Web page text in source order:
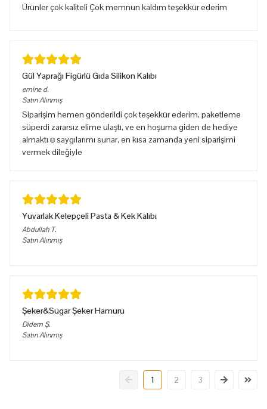
Ürünler çok kaliteli Çok memnun kaldım teşekkür ederim
Gül Yaprağı Figürlü Gıda Silikon Kalıbı
emine d.
Satın Alınmış
Siparişim hemen gönderildi çok teşekkür ederim, paketleme
süperdi zararsız elime ulaştı, ve en hoşuma giden de hediye
almaktı☺️saygılarımı sunar, en kısa zamanda yeni siparişimi
vermek dileğiyle
Yuvarlak Kelepçeli Pasta & Kek Kalıbı
Abdullah T.
Satın Alınmış
Şeker&Sugar Şeker Hamuru
Didem Ş.
Satın Alınmış
1 2 3